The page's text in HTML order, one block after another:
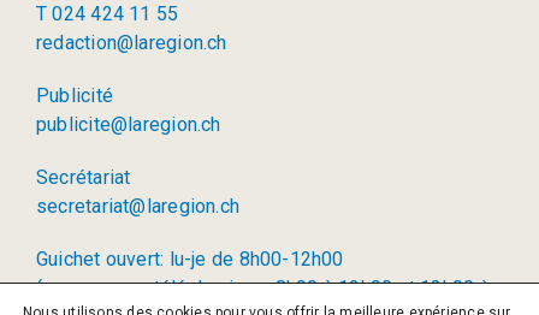
T 024 424 11 55
redaction@laregion.ch
Publicité
publicite@laregion.ch
Secrétariat
secretariat@laregion.ch
Guichet ouvert: lu-je de 8h00-12h00
(permanence téléphonique: 8h00 à 12h00 et 13h00 à